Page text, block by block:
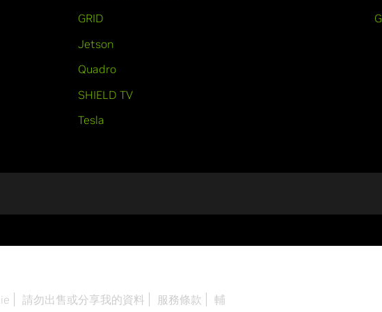
GRID
Jetson
Quadro
SHIELD TV
Tesla
請勿出售或分享我的資料 服務條款
輔